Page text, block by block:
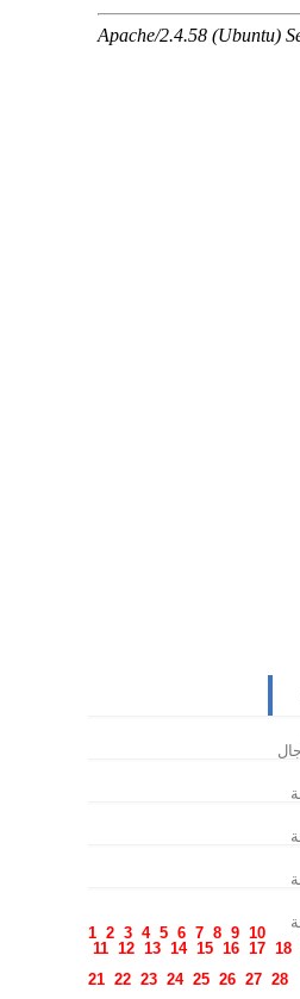
1 2 3 4 5 6 7 8 9 10
11 12 13 14 15 16 17 18
21 22 23 24 25 26 27 28